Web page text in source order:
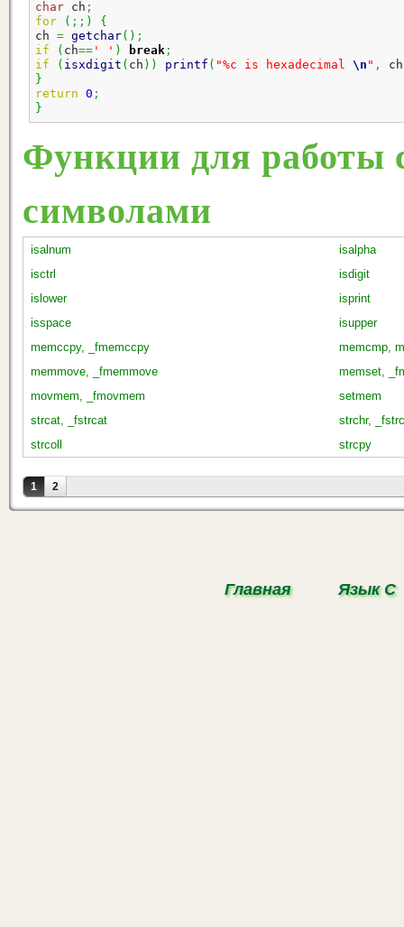
char ch ;
for
( ;; )
{
ch = getchar( ) ;
if
( ch== ' ' ) break ;
if
( isxdigit ( ch ) ) printf ( "%c is hexadecimal \n " , ch
}
return 0 ;
}
Функции для работы
символами
isalnum
isalpha
isctrl
isdigit
islower
isprint
isspace
isupper
memccpy, _fmemccpy
memcmp,
memmove, _fmemmove
memset,
movmem, _fmovmem
setmem
strcat, _fstrcat
strchr,
strcoll
strcpy
Страницы
1 2
Главная Язык С